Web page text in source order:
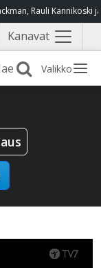
Rauli Kannikoski
Kanavat Näytä
valikko
Valikko